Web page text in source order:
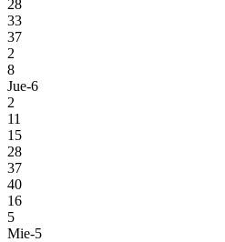
28
33
37
2
8
Jue-6
2
11
15
28
37
40
16
5
Mie-5